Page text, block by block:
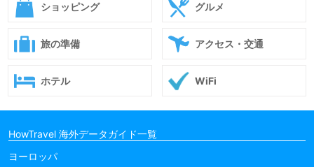
ショッピング グルメ
旅の準備 アクセス・交通
ホテル WiFi
HowTravel 海外データガイド一覧
ヨーロッパ